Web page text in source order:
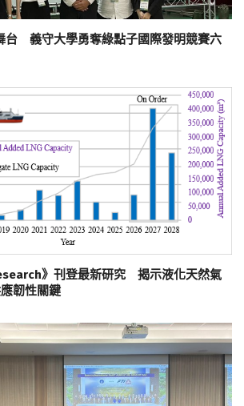
台 義守大學勇奪綠點子國際發明競賽六
》刊登最新研究 揭示液化天然氣
韌性關鍵